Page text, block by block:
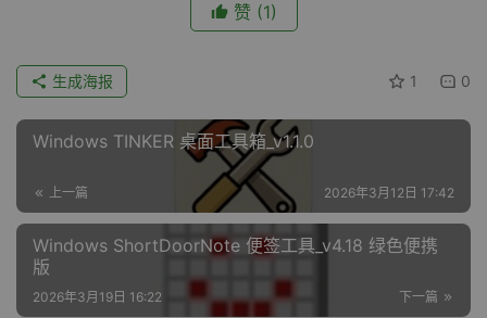
赞 (1)
1 0
生成海报
Windows TINKER 桌面工具箱_v1.1.0
上一篇 2026年3月12日 17:42
Windows ShortDoorNote 便签工具_v4.18 绿色便携
版
下一篇
2026年3月19日 16:22